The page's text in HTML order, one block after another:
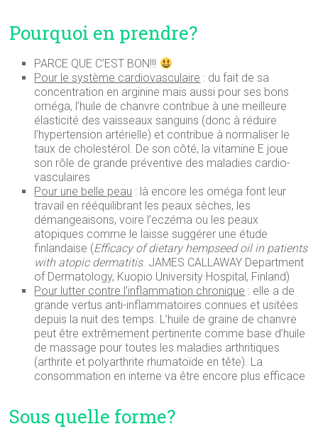
Pourquoi en prendre?
PARCE QUE C’EST BON!!!
Pour le système cardiovasculaire : du fait de sa
concentration en arginine mais aussi pour ses bons
oméga, l’huile de chanvre contribue à une meilleure
élasticité des vaisseaux sanguins (donc à réduire
l’hypertension artérielle) et contribue à normaliser le
taux de cholestérol. De son côté, la vitamine E joue
son rôle de grande préventive des maladies cardio-
vasculaires
Pour une belle peau : là encore les oméga font leur
travail en rééquilibrant les peaux sèches, les
démangeaisons, voire l’eczéma ou les peaux
atopiques comme le laisse suggérer une étude
finlandaise (Efficacy of dietary hempseed oil in patients
with atopic dermatitis. JAMES CALLAWAY Department
of Dermatology, Kuopio University Hospital, Finland)
Pour lutter contre l’inflammation chronique : elle a de
grande vertus anti-inflammatoires connues et usitées
depuis la nuit des temps. L’huile de graine de chanvre
peut être extrêmement pertinente comme base d’huile
de massage pour toutes les maladies arthritiques
(arthrite et polyarthrite rhumatoïde en tête). La
consommation en interne va être encore plus efficace
Sous quelle forme?